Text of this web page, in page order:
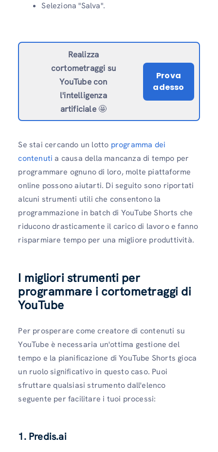
Seleziona "Salva".
Realizza
cortometraggi su
YouTube con
l'intelligenza
artificiale🤩
Prova
adesso
Se stai cercando un lotto programma dei
contenuti a causa della mancanza di tempo per
programmare ognuno di loro, molte piattaforme
online possono aiutarti. Di seguito sono riportati
alcuni strumenti utili che consentono la
programmazione in batch di YouTube Shorts che
riducono drasticamente il carico di lavoro e fanno
risparmiare tempo per una migliore produttività.
I migliori strumenti per
programmare i cortometraggi di
YouTube
Per prosperare come creatore di contenuti su
YouTube è necessaria un'ottima gestione del
tempo e la pianificazione di YouTube Shorts gioca
un ruolo significativo in questo caso. Puoi
sfruttare qualsiasi strumento dall'elenco
seguente per facilitare i tuoi processi:
1. Predis.ai